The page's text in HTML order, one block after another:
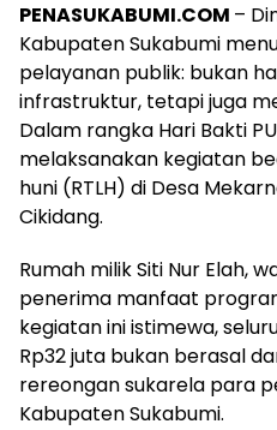
PENASUKABUMI.COM –
Kabupaten Sukabumi
pelayanan publik: bukan
infrastruktur, tetapi juga
Dalam rangka Hari Bakti
melaksanakan kegiatan
huni (RTLH) di Desa
Cikidang.
Rumah milik Siti Nur Elah,
penerima manfaat
kegiatan ini istimewa,
Rp32 juta bukan berasal
rereongan sukarela para
Kabupaten Sukabumi.